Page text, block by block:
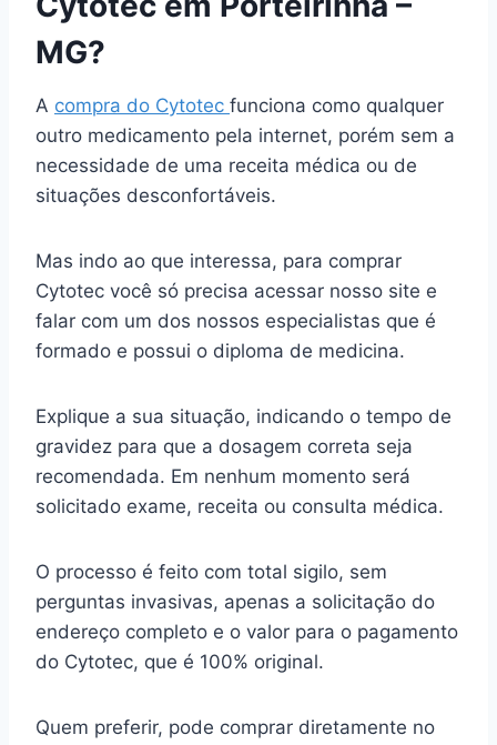
MG?
A compra do Cytotec funciona como qualquer
outro medicamento pela internet, porém sem a
necessidade de uma receita médica ou de
situações desconfortáveis.
Mas indo ao que interessa, para comprar
Cytotec você só precisa acessar nosso site e
falar com um dos nossos especialistas que é
formado e possui o diploma de medicina.
Explique a sua situação, indicando o tempo de
gravidez para que a dosagem correta seja
recomendada. Em nenhum momento será
solicitado exame, receita ou consulta médica.
O processo é feito com total sigilo, sem
perguntas invasivas, apenas a solicitação do
endereço completo e o valor para o pagamento
do Cytotec, que é 100% original.
Quem preferir, pode comprar diretamente no